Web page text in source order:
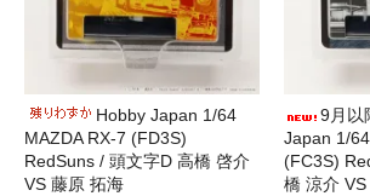
Hobby Japan 1/64
MAZDA RX-7 (FD3S)
RedSuns / 頭文字D 高橋 啓介
VS 藤原 拓海
9月以
Japan 1/
(FC3S)
橋 涼介